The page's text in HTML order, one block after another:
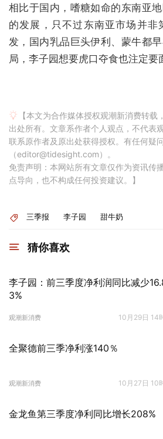
相比于国内，嗜糖如命的东南亚
的发展，只不过东南亚市场并非
发，国内乳品巨头伊利、蒙牛都
局，李子园想要虎口夺食也注定要
【本文为合作媒体授权观潮新消费转
出处所有。文章系作者个人观点，不代表
联系原作者及原出处获得授权。有任何疑
（editor@tidesight.com）。
免责声明：本网站所有文章仅作为资讯传
点导向，也不构成任何投资建议。】
三季报 李子园 甜牛奶
猜你喜欢
李子园：前三季度净利润同比减少
3%
观潮新消费 10月29日 14
全聚德前三季净利涨140％
观潮新消费 10月27日 10
金龙鱼第三季度净利同比增长208%